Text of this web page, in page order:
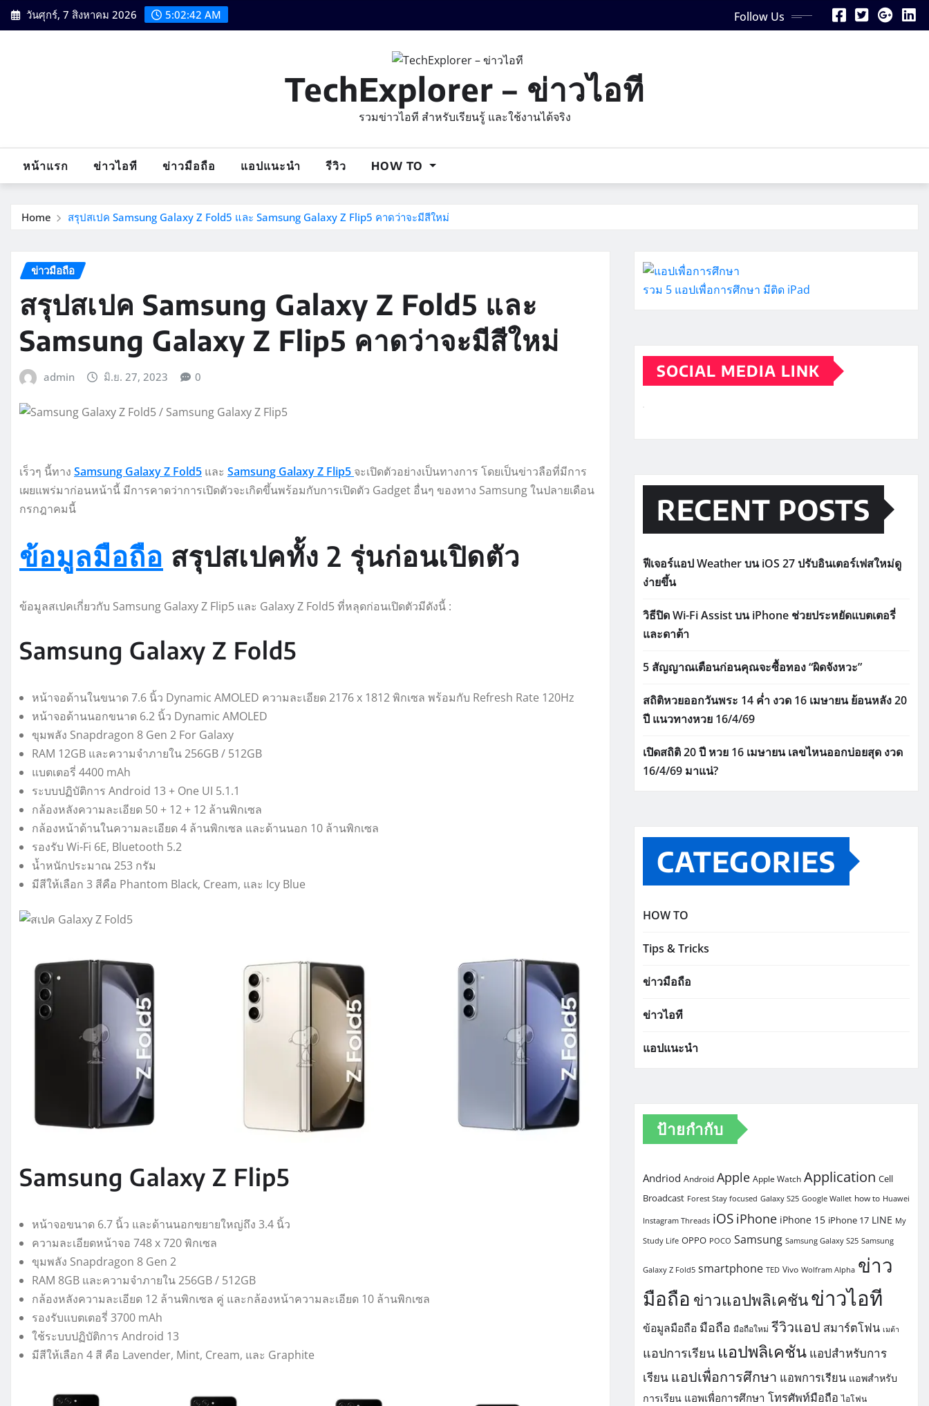
Skip
to
วันศุกร์, 7 สิงหาคม 2026 5:02:42 AM Follow Us
TechExplorer – ข่าวไอที
รวมข่าวไอที สำหรับเรียนรู้ และใช้งานได้จริง
หน้าแรก ข่าวไอที ข่าวมือถือ แอปแนะนำ รีวิว HOW TO
Home สรุปสเปค Samsung Galaxy Z Fold5 และ Samsung Galaxy Z Flip5 คาดว่าจะมีสีใหม่
ข่าวมือถือ
สรุปสเปค Samsung Galaxy Z Fold5 และ
Samsung Galaxy Z Flip5 คาดว่าจะมีสีใหม่
admin มิ.ย. 27, 2023 0
เร็วๆ นี้ทาง Samsung Galaxy Z Fold5 และ Samsung Galaxy Z Flip5 จะเปิดตัวอย่างเป็นทางการ โดยเป็นข่าวลือที่มีการ
เผยแพร่มาก่อนหน้านี้ มีการคาดว่าการเปิดตัวจะเกิดขึ้นพร้อมกับการเปิดตัว Gadget อื่นๆ ของทาง Samsung ในปลายเดือน
กรกฎาคมนี้
ข้อมูลมือถือ สรุปสเปคทั้ง 2 รุ่นก่อนเปิดตัว
ข้อมูลสเปคเกี่ยวกับ Samsung Galaxy Z Flip5 และ Galaxy Z Fold5 ที่หลุดก่อนเปิดตัวมีดังนี้ :
Samsung Galaxy Z Fold5
หน้าจอด้านในขนาด 7.6 นิ้ว Dynamic AMOLED ความละเอียด 2176 x 1812 พิกเซล พร้อมกับ Refresh Rate 120Hz
หน้าจอด้านนอกขนาด 6.2 นิ้ว Dynamic AMOLED
ขุมพลัง Snapdragon 8 Gen 2 For Galaxy
RAM 12GB และความจำภายใน 256GB / 512GB
แบตเตอรี่ 4400 mAh
ระบบปฏิบัติการ Android 13 + One UI 5.1.1
กล้องหลังความละเอียด 50 + 12 + 12 ล้านพิกเซล
กล้องหน้าด้านในความละเอียด 4 ล้านพิกเซล และด้านนอก 10 ล้านพิกเซล
รองรับ Wi-Fi 6E, Bluetooth 5.2
น้ำหนักประมาณ 253 กรัม
มีสีให้เลือก 3 สีคือ Phantom Black, Cream, และ Icy Blue
Samsung Galaxy Z Flip5
หน้าจอขนาด 6.7 นิ้ว และด้านนอกขยายใหญ่ถึง 3.4 นิ้ว
ความละเอียดหน้าจอ 748 x 720 พิกเซล
ขุมพลัง Snapdragon 8 Gen 2
RAM 8GB และความจำภายใน 256GB / 512GB
กล้องหลังความละเอียด 12 ล้านพิกเซล คู่ และกล้องหน้าความละเอียด 10 ล้านพิกเซล
รองรับแบตเตอรี่ 3700 mAh
ใช้ระบบปฏิบัติการ Android 13
มีสีให้เลือก 4 สี คือ Lavender, Mint, Cream, และ Graphite
รวม 5 แอปเพื่อการศึกษา มีติด iPad
SOCIAL MEDIA LINK
RECENT POSTS
ฟีเจอร์แอป Weather บน iOS 27 ปรับอินเตอร์เฟสใหม่ดู
ง่ายขึ้น
วิธีปิด Wi-Fi Assist บน iPhone ช่วยประหยัดแบตเตอรี่
และดาต้า
5 สัญญาณเตือนก่อนคุณจะซื้อทอง “ผิดจังหวะ”
สถิติหวยออกวันพระ 14 ค่ำ งวด 16 เมษายน ย้อนหลัง 20
ปี แนวทางหวย 16/4/69
เปิดสถิติ 20 ปี หวย 16 เมษายน เลขไหนออกบ่อยสุด งวด
16/4/69 มาแน่?
CATEGORIES
HOW TO
Tips & Tricks
ข่าวมือถือ
ข่าวไอที
แอปแนะนำ
ป้ายกำกับ
Andriod Android Apple Apple Watch Application Cell
Broadcast Forest Stay focused Galaxy S25 Google Wallet how to Huawei
Instagram Threads iOS iPhone iPhone 15 iPhone 17 LINE My
Study Life OPPO POCO Samsung Samsung Galaxy S25 Samsung
Galaxy Z Fold5 smartphone TED Vivo Wolfram Alpha ข่าว
มือถือ ข่าวแอปพลิเคชันข่าวไอที
ข้อมูลมือถือ มือถือ มือถือใหม่ รีวิวแอป สมาร์ตโฟน เมต้า
แอปการเรียน แอปพลิเคชัน แอปสำหรับการ
เรียน แอปเพื่อการศึกษา แอพการเรียน แอพสำหรับ
การเรียน แอพเพื่อการศึกษา โทรศัพท์มือถือ ไอโฟน